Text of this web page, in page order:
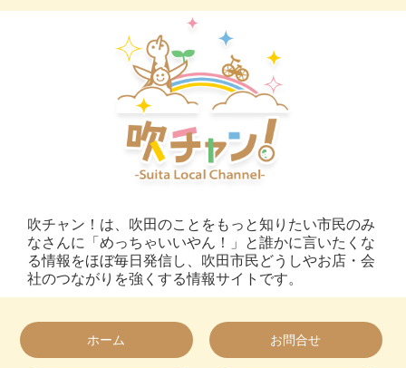
吹チャン！は、吹田のことをもっと知りたい市民のみ
なさんに「めっちゃいいやん！」と誰かに言いたくな
る情報をほぼ毎日発信し、吹田市民どうしやお店・会
社のつながりを強くする情報サイトです。
ホーム お問合せ